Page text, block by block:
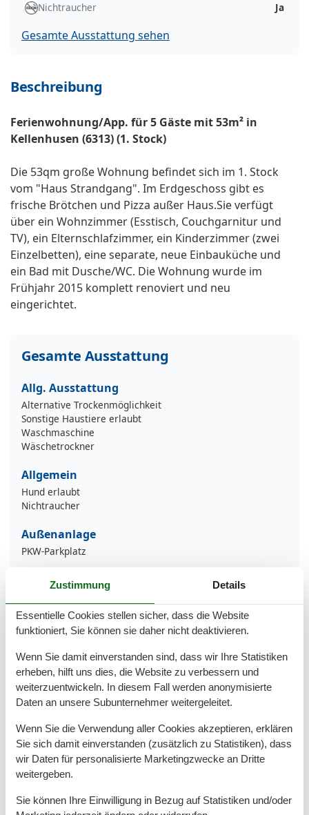
Nichtraucher
Ja
Gesamte Ausstattung sehen
Beschreibung
Ferienwohnung/App. für 5 Gäste mit 53m² in
Kellenhusen (6313) (1. Stock)
Die 53qm große Wohnung befindet sich im 1. Stock
vom "Haus Strandgang". Im Erdgeschoss gibt es
frische Brötchen und Pizza außer Haus.Sie verfügt
über ein Wohnzimmer (Esstisch, Couchgarnitur und
TV), ein Elternschlafzimmer, ein Kinderzimmer (zwei
Einzelbetten), eine separate, neue Einbauküche und
ein Bad mit Dusche/WC. Die Wohnung wurde im
Frühjahr 2015 komplett renoviert und neu
eingerichtet.
Gesamte Ausstattung
Allg. Ausstattung
Alternative Trockenmöglichkeit
Sonstige Haustiere erlaubt
Waschmaschine
Wäschetrockner
Allgemein
Hund erlaubt
Nichtraucher
Außenanlage
PKW-Parkplatz
Badezimmer
Basic
Küchen
1
Wohnzimmer
Entfernung
Küche
Backofen
Gefrierfach
Kaffeemaschine
Zustimmung Details
Essentielle Cookies stellen sicher, dass die Website
funktioniert, Sie können sie daher nicht deaktivieren.
Wenn Sie damit einverstanden sind, dass wir Ihre Statistiken
erheben, hilft uns dies, die Website zu verbessern und
weiterzuentwickeln. In diesem Fall werden anonymisierte
Daten an unsere Subunternehmer weitergeleitet.
Wenn Sie die Verwendung aller Cookies akzeptieren, erklären
Sie sich damit einverstanden (zusätzlich zu Statistiken), dass
wir Daten für personalisierte Marketingzwecke an Dritte
weitergeben.
Sie können Ihre Einwilligung in Bezug auf Statistiken und/oder